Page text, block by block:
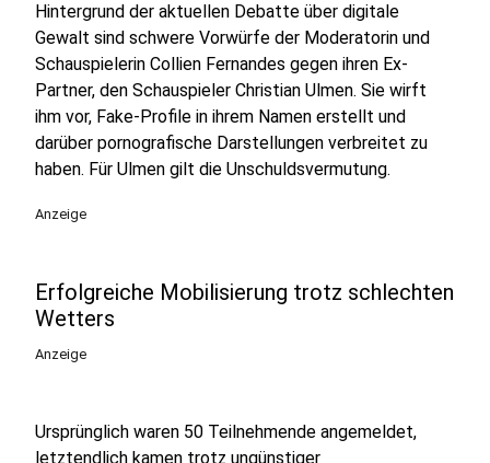
Hintergrund der aktuellen Debatte über digitale
Gewalt sind schwere Vorwürfe der Moderatorin und
Schauspielerin Collien Fernandes gegen ihren Ex-
Partner, den Schauspieler Christian Ulmen. Sie wirft
ihm vor, Fake-Profile in ihrem Namen erstellt und
darüber pornografische Darstellungen verbreitet zu
haben. Für Ulmen gilt die Unschuldsvermutung.
Anzeige
Erfolgreiche Mobilisierung trotz schlechten
Wetters
Anzeige
Ursprünglich waren 50 Teilnehmende angemeldet,
letztendlich kamen trotz ungünstiger